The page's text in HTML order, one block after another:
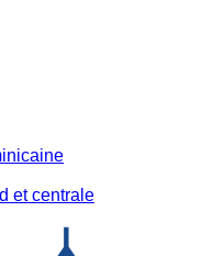
et centrale